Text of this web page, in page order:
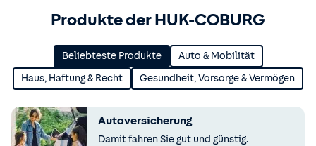
Produkte der HUK-COBURG
Beliebteste Produkte Auto & Mobilität
Haus, Haftung & Recht Gesundheit, Vorsorge & Vermögen
Autoversicherung
Damit fahren Sie gut und günstig.